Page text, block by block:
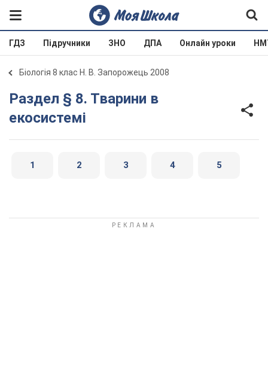
ГДЗ Підручники ЗНО ДПА Онлайн уроки
Біологія 8 клас Н. В. Запорожець 2008
Раздел § 8. Тварини в
екосистемі
1 2 3 4 5